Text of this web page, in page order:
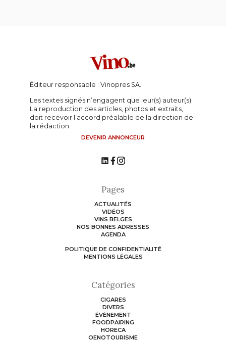
Éditeur responsable : Vinopres SA.
Les textes signés n’engagent que leur(s) auteur(s).
La reproduction des articles, photos et extraits,
doit recevoir l’accord préalable de la direction de
la rédaction.
DEVENIR ANNONCEUR
Catégories
CIGARES
DIVERS
ÉVÉNEMENT
FOODPAIRING
HORECA
OENOTOURISME
Pages
ACTUALITÉS
VIDÉOS
VINS BELGES
NOS BONNES ADRESSES
AGENDA
POLITIQUE DE CONFIDENTIALITÉ
MENTIONS LÉGALES